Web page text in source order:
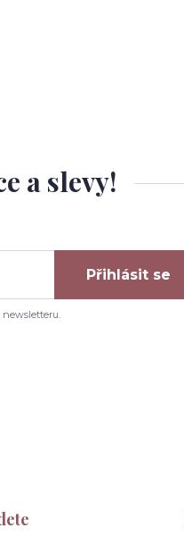
a slevy!
Přihlásit se
newsletteru.